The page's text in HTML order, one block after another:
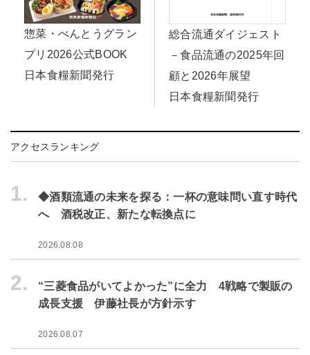
惣菜・べんとうグラン
プリ2026公式BOOK
日本食糧新聞発行
総合流通ダイジェスト
－食品流通の2025年回
顧と2026年展望
日本食糧新聞発行
アクセスランキング
1.
◆酒類流通の未来を探る：一杯の意味問い直す時代
へ 酒税改正、新たな転換点に
2026.08.08
2.
“三菱食品がいてよかった”に全力 4戦略で製販の
成長支援 伊藤社長が方針示す
2026.08.07